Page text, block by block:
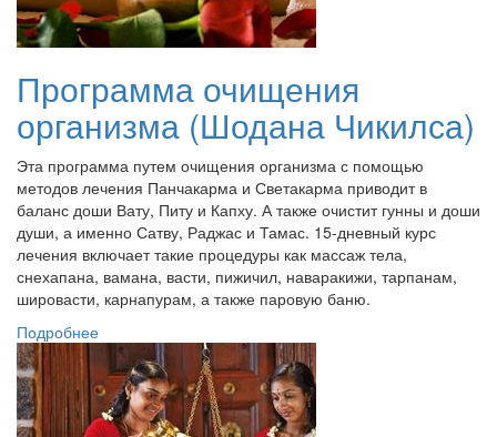
Программа очищения
организма (Шодана Чикилса)
Эта программа путем очищения организма с помощью
методов лечения Панчакарма и Светакарма приводит в
баланс доши Вату, Питу и Капху. А также очистит гунны и доши
души, а именно Сатву, Раджас и Тамас. 15-дневный курс
лечения включает такие процедуры как массаж тела,
снехапана, вамана, васти, пижичил, наваракижи, тарпанам,
шировасти, карнапурам, а также паровую баню.
Подробнее